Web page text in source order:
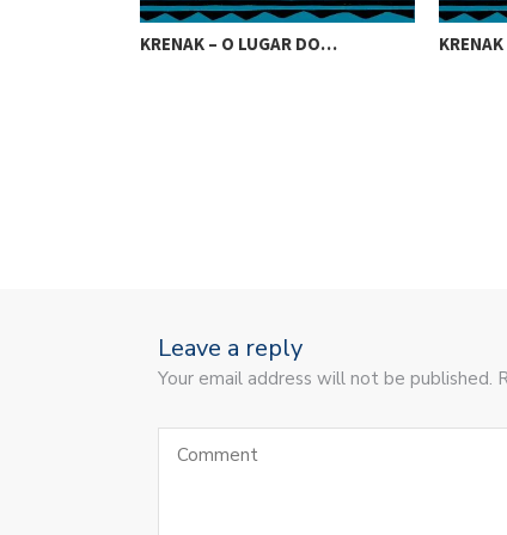
KRENAK – O LUGAR DO…
Leave a reply
Your email address will not be published.